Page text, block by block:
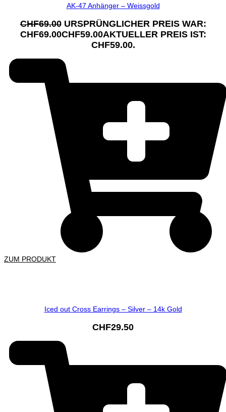
AK-47 Anhänger – Weissgold
CHF69.00 URSPRÜNGLICHER PREIS WAR:
CHF69.00CHF59.00AKTUELLER PREIS IST:
CHF59.00.
ZUM PRODUKT
Iced out Cross Earrings – Silver – 14k Gold
CHF29.50